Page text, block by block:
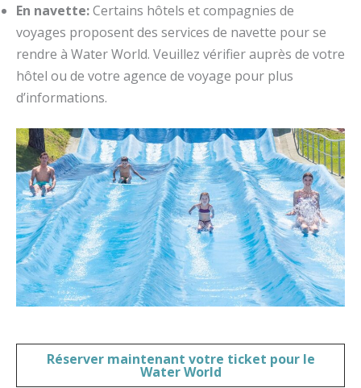
En navette:Certains hôtels et compagnies de
voyages proposent des services de navette pour se
rendre à Water World. Veuillez vérifier auprès de votre
hôtel ou de votre agence de voyage pour plus
d’informations.
Réserver maintenant votre ticket pour le
Water World